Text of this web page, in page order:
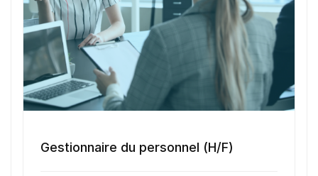
Ces métiers peuvent vous intéresser
Toutes nos fiches métiers
Gestionnaire du personnel (H/F)